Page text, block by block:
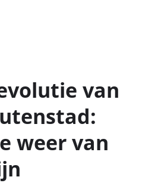
van
weer van